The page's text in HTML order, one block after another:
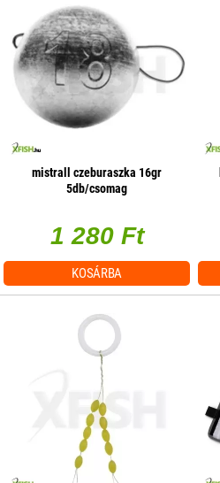
mistrall czeburaszka 16gr
5db/csomag
1 280 Ft
KOSÁRBA